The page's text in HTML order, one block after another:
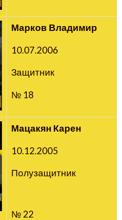
Марков Владимир
10.07.2006
Защитник
№ 18
Мацакян Карен
10.12.2005
Полузащитник
№ 22